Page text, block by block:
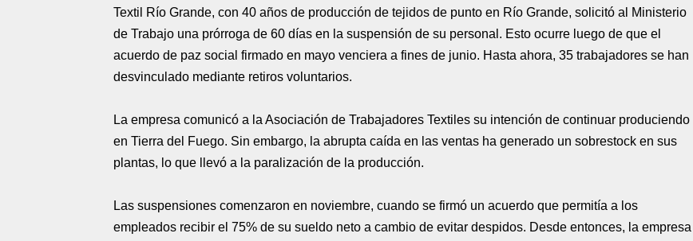
Textil Río Grande, con 40 años de producción de tejidos de punto en Río Grande, solicitó al Ministerio
de Trabajo una prórroga de 60 días en la suspensión de su personal. Esto ocurre luego de que el
acuerdo de paz social firmado en mayo venciera a fines de junio. Hasta ahora, 35 trabajadores se han
desvinculado mediante retiros voluntarios.
La empresa comunicó a la Asociación de Trabajadores Textiles su intención de continuar produciendo
en Tierra del Fuego. Sin embargo, la abrupta caída en las ventas ha generado un sobrestock en sus
plantas, lo que llevó a la paralización de la producción.
Las suspensiones comenzaron en noviembre, cuando se firmó un acuerdo que permitía a los
empleados recibir el 75% de su sueldo neto a cambio de evitar despidos. Desde entonces, la empresa